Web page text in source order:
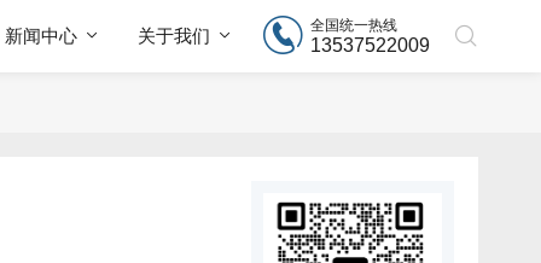
新闻中心 关于我们
全国统一热线
13537522009